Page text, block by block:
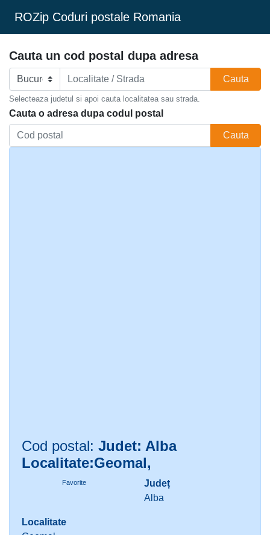
ROZip Coduri postale Romania
Cauta un cod postal dupa adresa
Cauta
Selecteaza judetul si apoi cauta localitatea sau strada.
Cauta o adresa dupa codul postal
Cauta
Cod postal: Judet: Alba
Localitate:Geomal,
Favorite
Județ
Alba
Localitate